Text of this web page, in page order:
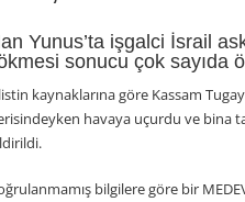
Yunus’ta işgalci İsrail
sonucu çok sayıda
kaynaklarına göre Kassam
havaya uçurdu ve bina
bilgilere göre bir